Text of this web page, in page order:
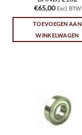
€65,00 Excl. BTW
TOEVOEGEN AAN
WINKELWAGEN